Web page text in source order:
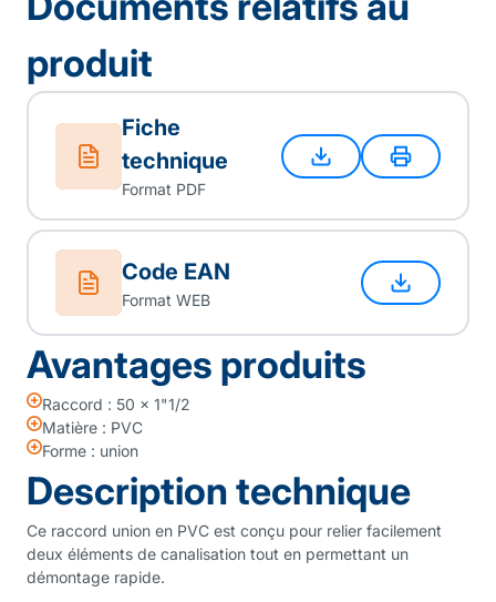
produit
Fiche
technique
Format PDF
Code EAN
Format WEB
Avantages produits
Raccord : 50 x 1"1/2
Matière : PVC
Forme : union
Description technique
Ce raccord union en PVC est conçu pour relier facilement
deux éléments de canalisation tout en permettant un
démontage rapide.